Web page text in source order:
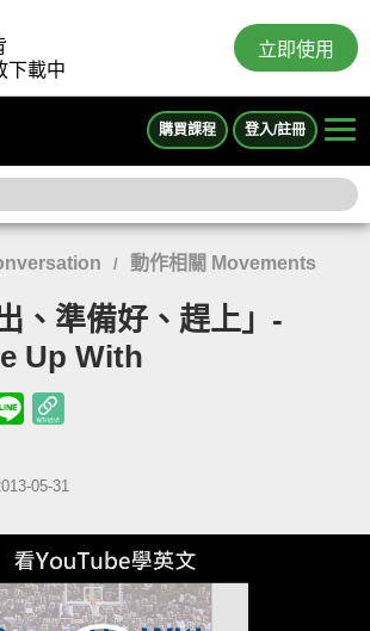
下載中
立即使用
購買課程 登入/註冊
/ 動作相關 Movements
出、準備好、趕上」-
Up With
05-31